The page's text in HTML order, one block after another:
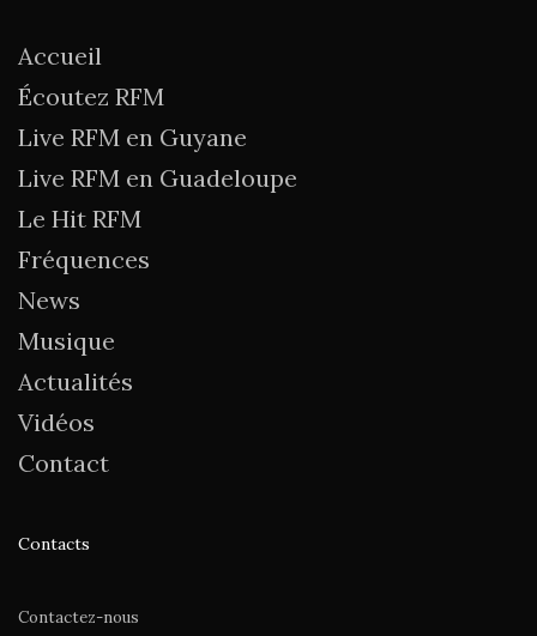
Accueil
Écoutez RFM
Live RFM en Guyane
Live RFM en Guadeloupe
Le Hit RFM
Fréquences
News
Musique
Actualités
Vidéos
Contact
Contacts
Contactez-nous